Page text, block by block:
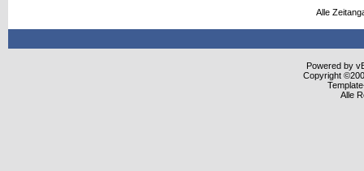
Alle
Powered by
Copyright
Alle